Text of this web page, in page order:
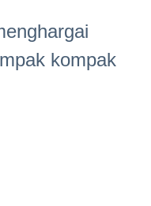
kompak